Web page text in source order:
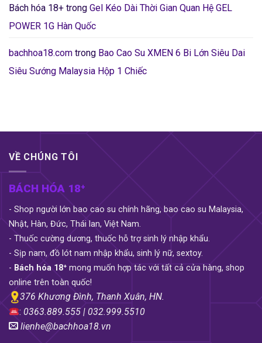
Bách hóa 18+ trong Gel Kéo Dài Thời Gian Quan Hệ GEL
POWER 1G Hàn Quốc
bachhoa18.com trong Bao Cao Su XMEN 6 Bi Lớn Siêu Dai
Siêu Sướng Malaysia Hộp 1 Chiếc
VỀ CHÚNG TÔI
BÁCH HÓA 18⁺
- Shop người lớn bao cao su chính hãng, bao cao su Malaysia,
Nhật, Hàn, Đức, Thái lan, Việt Nam.
- Thuốc cường dương, thuốc hỗ trợ sinh lý nhập khẩu.
- Sịp nam, đồ lót nam nhập khẩu, sinh lý nữ, sextoy.
- Bách hóa 18⁺ mong muốn hợp tác với tất cả cửa hàng, shop
online trên toàn quốc!
376 Khương Đình, Thanh Xuân, HN.
:0363.889.555 | 032.999.5510
lienhe@bachhoa18.vn